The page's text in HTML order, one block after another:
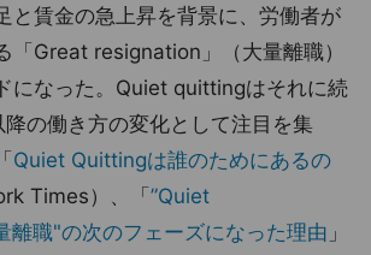
と賃金の急上昇を背景に、労働者が
「Great resignation」（大量離職）
になった。Quiet quittingはそれに続
降の働き方の変化として注目を集
Quiet Quittingは誰のためにあるの
Times）、「 ”Quiet
職"の次のフェーズになった理由 」